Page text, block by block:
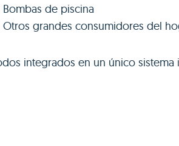
Bombas de piscina
Otros grandes consumidores del
integrados en un único sistema